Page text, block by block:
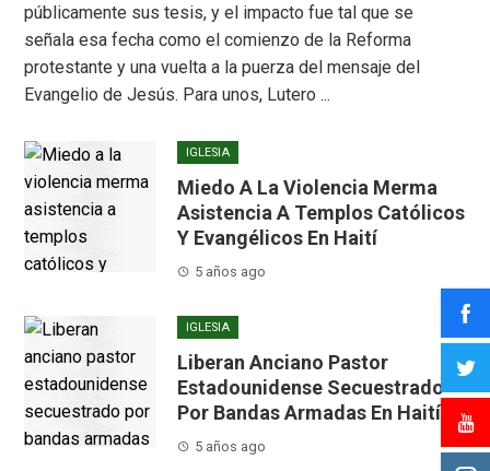
públicamente sus tesis, y el impacto fue tal que se
señala esa fecha como el comienzo de la Reforma
protestante y una vuelta a la puerza del mensaje del
Evangelio de Jesús. Para unos, Lutero ...
IGLESIA
Miedo A La Violencia Merma
Asistencia A Templos Católicos
Y Evangélicos En Haití
5 años ago
IGLESIA
Liberan Anciano Pastor
Estadounidense Secuestrado
Por Bandas Armadas En Haití
5 años ago